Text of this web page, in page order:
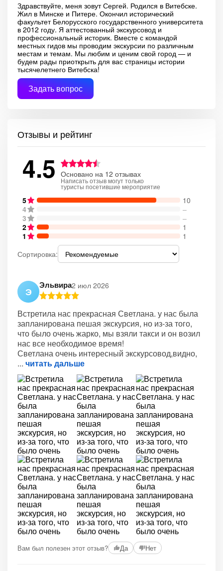
Здравствуйте, меня зовут Сергей. Родился в Витебске.
Жил в Минске и Питере. Окончил исторический
факультет Белорусского государственного университета
в 2012 году. Я аттестованный экскурсовод и
профессиональный историк. Вместе с командой
местных гидов мы проводим экскурсии по различным
местам и темам. Мы любим и ценим свой город — и
будем рады приоткрыть для вас страницы истории
тысячелетнего Витебска!
Задать вопрос
Отзывы и рейтинг
4.5 Основано на 12 отзывах
Написать отзыв могут только
туристы посетившие мероприятие
5
10
4
–
3
–
2
1
1
1
Сортировка:
Э
Эльвира2 июл 2026
Встретила нас прекрасная Светлана. у нас была
запланирована пешая экскурсия, но из-за того,
что было очень жарко, мы взяли такси и он возил
нас все необходимое время!
Светлана очень интересный экскурсовод,видно,
читать дальше
Вам был полезен этот отзыв? Да Нет